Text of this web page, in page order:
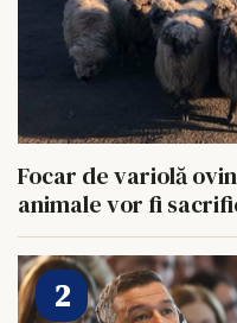
Focar de variolă
animale vor fi